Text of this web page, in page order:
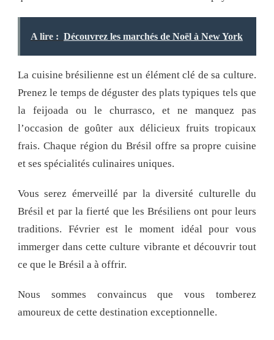
A lire : Découvrez les marchés de Noël à New York
La cuisine brésilienne est un élément clé de sa culture.
Prenez le temps de déguster des plats typiques tels que
la feijoada ou le churrasco, et ne manquez pas
l’occasion de goûter aux délicieux fruits tropicaux
frais. Chaque région du Brésil offre sa propre cuisine
et ses spécialités culinaires uniques.
Vous serez émerveillé par la diversité culturelle du
Brésil et par la fierté que les Brésiliens ont pour leurs
traditions. Février est le moment idéal pour vous
immerger dans cette culture vibrante et découvrir tout
ce que le Brésil a à offrir.
Nous sommes convaincus que vous tomberez
amoureux de cette destination exceptionnelle.